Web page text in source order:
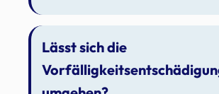
Lässt sich die